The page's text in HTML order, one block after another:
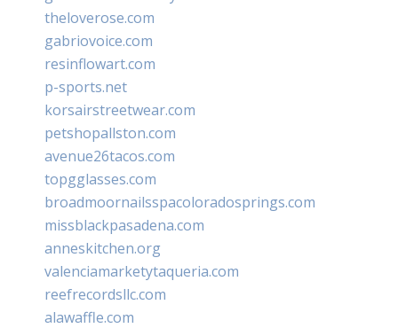
theloverose.com
gabriovoice.com
resinflowart.com
p-sports.net
korsairstreetwear.com
petshopallston.com
avenue26tacos.com
topgglasses.com
broadmoornailsspacoloradosprings.com
missblackpasadena.com
anneskitchen.org
valenciamarketytaqueria.com
reefrecordsllc.com
alawaffle.com